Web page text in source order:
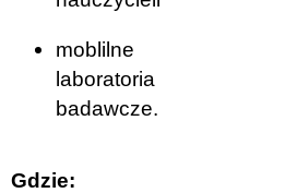
moblilne
laboratoria
badawcze.
Gdzie: